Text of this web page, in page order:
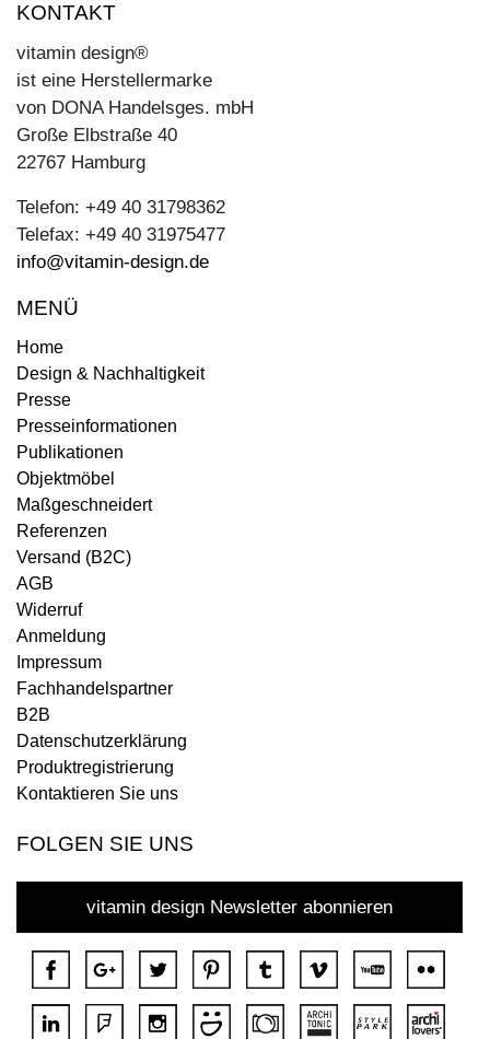
KONTAKT
vitamin design®
ist eine Herstellermarke
von DONA Handelsges. mbH
Große Elbstraße 40
22767 Hamburg
Telefon: +49 40 31798362
Telefax: +49 40 31975477
info@vitamin-design.de
MENÜ
Home
Design & Nachhaltigkeit
Presse
Presseinformationen
Publikationen
Objektmöbel
Maßgeschneidert
Referenzen
Versand (B2C)
AGB
Widerruf
Anmeldung
Impressum
Fachhandelspartner
B2B
Datenschutzerklärung
Produktregistrierung
Kontaktieren Sie uns
FOLGEN SIE UNS
vitamin design Newsletter abonnieren